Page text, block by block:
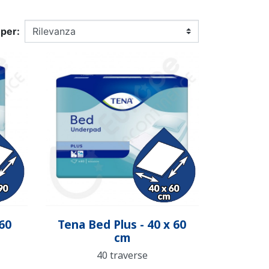
CALZINO ANTISCIVOLO
ALLARME STOP PIPÌ
BAMBINO
Anteprima
Tena Bed Plus - 40 x 60
cm
40 traverse